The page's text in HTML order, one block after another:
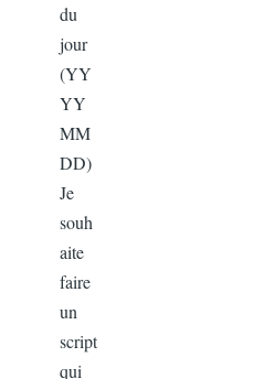
du
jour
(YY
YY
MM
DD)
Je
souh
aite
faire
un
script
qui